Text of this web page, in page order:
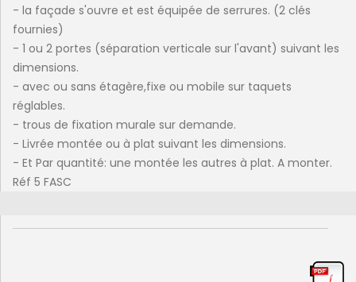
- la façade s'ouvre et est équipée de serrures. (2 clés
fournies)
- 1 ou 2 portes (séparation verticale sur l'avant) suivant les
dimensions.
- avec ou sans étagère,fixe ou mobile sur taquets
réglables.
- trous de fixation murale sur demande.
- Livrée montée ou à plat suivant les dimensions.
- Et Par quantité: une montée les autres à plat. A monter.
Réf 5 FASC